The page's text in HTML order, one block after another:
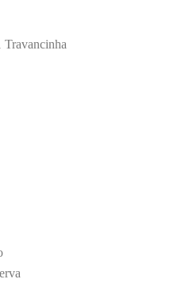
Travancinha